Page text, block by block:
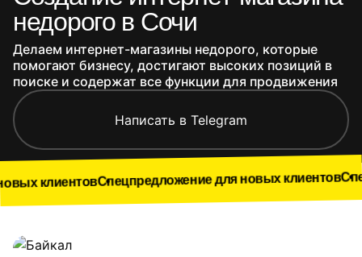
недорого в Сочи
Делаем интернет-магазины недорого, которые
помогают бизнесу, достигают высоких позиций в
поиске и содержат все функции для продвижения
Написать в Telegram
Спецпредложение для новых клиентов
Наши работы